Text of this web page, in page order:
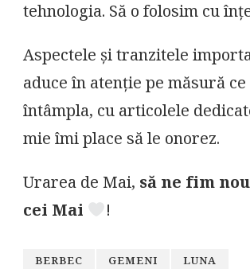
tehnologia. Să o folosim cu
Aspectele și tranzitele
aduce în atenție pe măsură
întâmpla, cu articolele
mie îmi place să le onorez.
Urarea de Mai, să ne fim
cei Mai
!
BERBEC GEMENI LUNA